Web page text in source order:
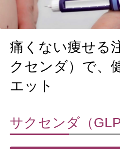
痛くない痩せる
クセンダ）で、
エット
サクセンダ（